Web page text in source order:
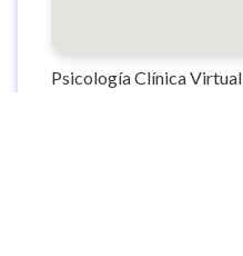
Psicología Clínica Virtual